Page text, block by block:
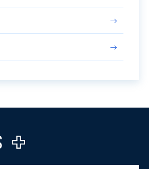
company/swiss-national-
www.youtube.com/@swissnationalbank